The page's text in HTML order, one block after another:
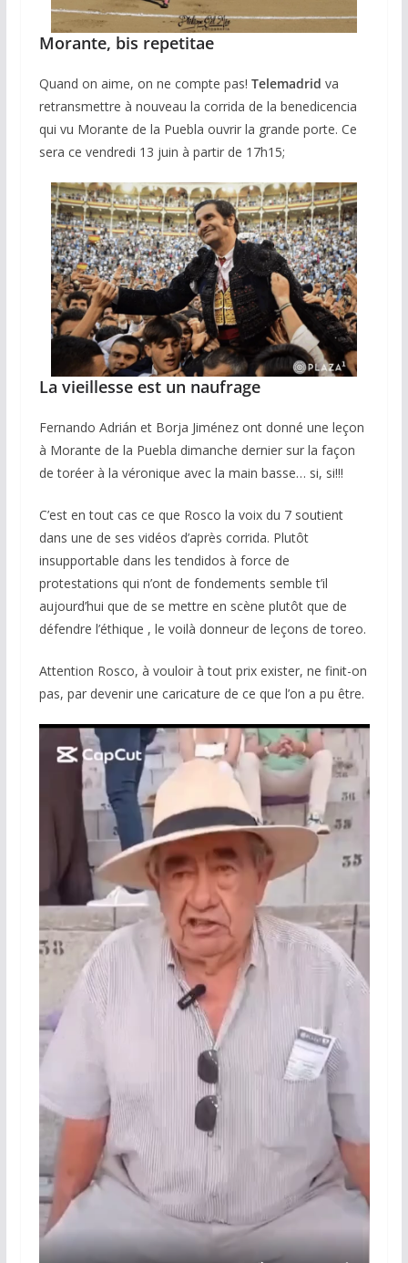
Morante, bis repetitae
Quand on aime, on ne compte pas! Telemadrid va
retransmettre à nouveau la corrida de la benedicencia
qui vu Morante de la Puebla ouvrir la grande porte. Ce
sera ce vendredi 13 juin à partir de 17h15;
La vieillesse est un naufrage
Fernando Adrián et Borja Jiménez ont donné une leçon
à Morante de la Puebla dimanche dernier sur la façon
de toréer à la véronique avec la main basse… si, si!!!
C’est en tout cas ce que Rosco la voix du 7 soutient
dans une de ses vidéos d’après corrida. Plutôt
insupportable dans les tendidos à force de
protestations qui n’ont de fondements semble t’il
aujourd’hui que de se mettre en scène plutôt que de
défendre l’éthique , le voilà donneur de leçons de toreo.
Attention Rosco, à vouloir à tout prix exister, ne finit-on
pas, par devenir une caricature de ce que l’on a pu être.